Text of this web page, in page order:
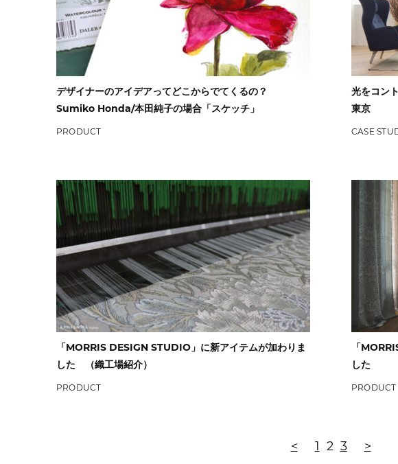
デザイナーのアイデアってどこからでてくるの？
Sumiko Honda/本田純子の場合「スケッチ」
PRODUCT
光をコン
東京
CASE
「MORRIS DESIGN STUDIO」に新アイテムが加わりま
した （織工場紹介）
PRODUCT
「
した
PRODUCT
< 1 2 3 >